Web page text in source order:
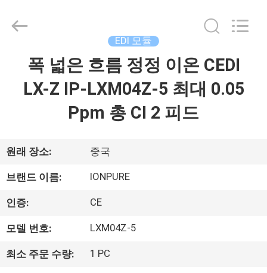
우
리
에
2026
Technology
EDI 모듈
폭 넓은 흐름 정정 이온 CEDI
LX-Z IP-LXM04Z-5 최대 0.05
Ppm 총 CI 2 피드
원래 장소: 중국
브랜드 이름: IONPURE
인증: CE
모델 번호: LXM04Z-5
최소 주문 수량: 1 PC